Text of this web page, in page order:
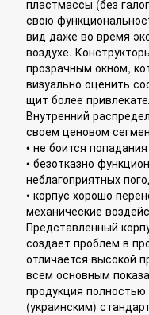
пластмассы (без
свою
вид даже во время
воздухе.
прозрачным окном,
визуально оценить
щит более
Внутренний
своем ценовом
• не боится
• безотказно
неблагоприятных
• корпус хорошо
механические
Представленный
создает проблем в
отличается высокой
всем основным
продукция
(украинским)